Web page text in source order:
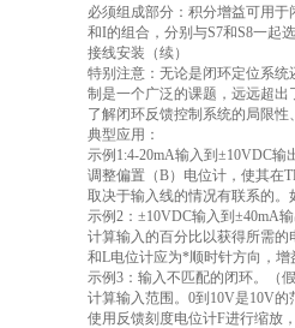
必须组成部分：积分增益可用
和I的组合，分别与S7和S8一起
接线安装（续）
特别注意：无论是闭环定位系
制是一个广泛的课题，远远超
了解闭环反馈控制系统的局限性
典型应用：
示例1:4-20mA输入到±10VDC输
调整偏置（B）电位计，使其在
取决于输入线的情况有联系的
示例2：±10VDC输入到±40mA
计算输入的百分比以获得所需的
和L电位计应为*顺时针方向，增
示例3：输入不匹配的闭环。（
计算输入范围。0到10V是10V
使用反馈刻度电位计F进行缩放